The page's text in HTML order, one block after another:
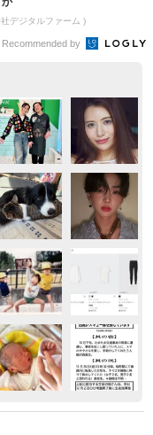
デジタルファーム )
Recommended by